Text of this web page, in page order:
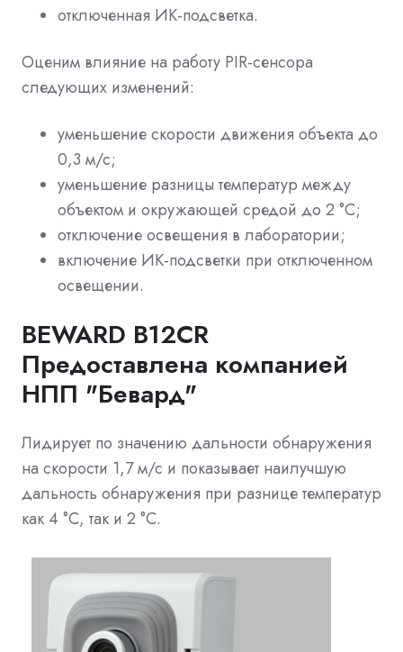
отключенная ИК-подсветка.
Оценим влияние на работу PIR-сенсора
следующих изменений:
уменьшение скорости движения объекта до
0,3 м/с;
уменьшение разницы температур между
объектом и окружающей средой до 2 °C;
отключение освещения в лаборатории;
включение ИК-подсветки при отключенном
освещении.
BEWARD B12CR
Предоставлена компанией
НПП "Бевард"
Лидирует по значению дальности обнаружения
на скорости 1,7 м/с и показывает наилучшую
дальность обнаружения при разнице температур
как 4 °C, так и 2 °C.